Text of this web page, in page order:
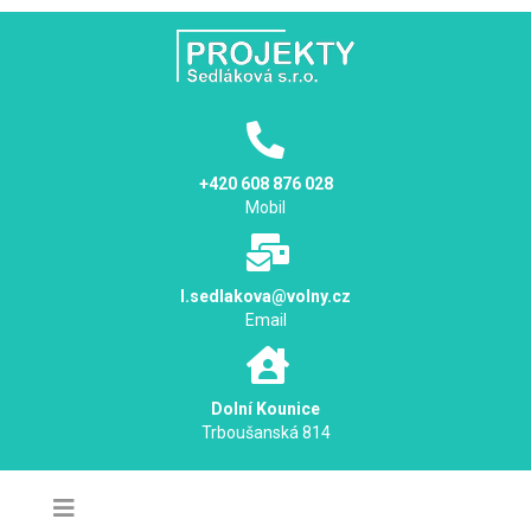
+420 608 876 028
Mobil
l.sedlakova@volny.cz
Email
Dolní Kounice
Trboušanská 814